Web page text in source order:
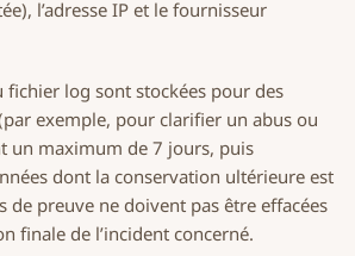
l’adresse IP et le fournisseur
log sont stockées pour des
exemple, pour clarifier un abus ou
un maximum de 7 jours, puis
dont la conservation ultérieure est
de preuve ne doivent pas être effacées
finale de l’incident concerné.